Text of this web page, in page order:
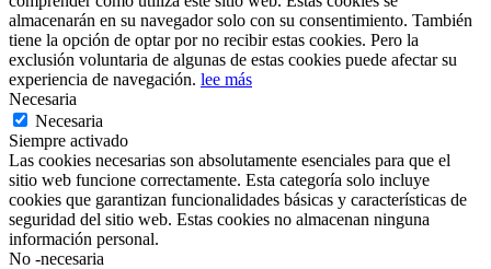
almacenarán en su navegador solo con su consentimiento. También
tiene la opción de optar por no recibir estas cookies. Pero la
exclusión voluntaria de algunas de estas cookies puede afectar su
experiencia de navegación. lee más
Necesaria
Necesaria
Siempre activado
Las cookies necesarias son absolutamente esenciales para que el
sitio web funcione correctamente. Esta categoría solo incluye
cookies que garantizan funcionalidades básicas y características de
seguridad del sitio web. Estas cookies no almacenan ninguna
información personal.
No -necesaria